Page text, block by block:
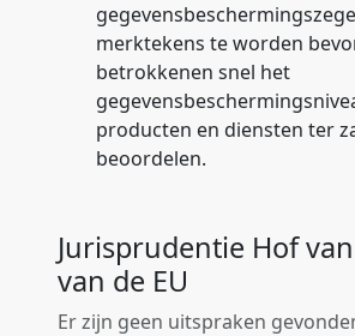
merktekens te worden
betrokkenen snel het
producten en diensten ter
beoordelen.
Jurisprudentie Hof
van de EU
Er zijn geen uitspraken